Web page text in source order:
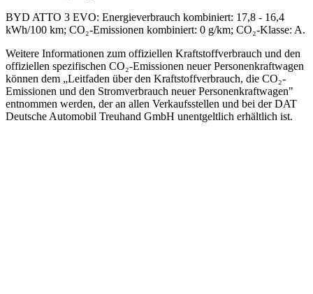
BYD ATTO 3 EVO: Energieverbrauch kombiniert: 17,8 - 16,4
kWh/100 km; CO₂-Emissionen kombiniert: 0 g/km; CO₂-Klasse: A.
Weitere Informationen zum offiziellen Kraftstoffverbrauch und den
offiziellen spezifischen CO₂-Emissionen neuer Personenkraftwagen
können dem „Leitfaden über den Kraftstoffverbrauch, die CO₂-
Emissionen und den Stromverbrauch neuer Personenkraftwagen"
entnommen werden, der an allen Verkaufsstellen und bei der DAT
Deutsche Automobil Treuhand GmbH unentgeltlich erhältlich ist.